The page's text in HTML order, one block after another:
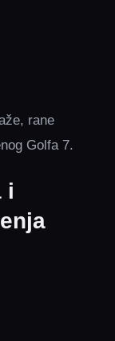
rane
Golfa 7.
i